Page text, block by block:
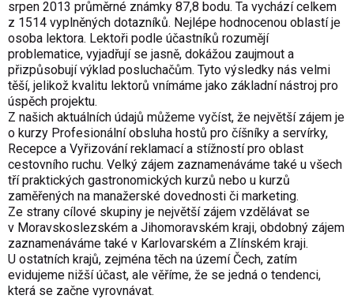
srpen 2013 průměrné známky 87,8 bodu. Ta vychází celkem
z 1514 vyplněných dotazníků. Nejlépe hodnocenou oblastí je
osoba lektora. Lektoři podle účastníků rozumějí
problematice, vyjadřují se jasně, dokážou zaujmout a
přizpůsobují výklad posluchačům. Tyto výsledky nás velmi
těší, jelikož kvalitu lektorů vnímáme jako základní nástroj pro
úspěch projektu.
Z našich aktuálních údajů můžeme vyčíst, že největší zájem je
o kurzy Profesionální obsluha hostů pro číšníky a servírky,
Recepce a Vyřizování reklamací a stížností pro oblast
cestovního ruchu. Velký zájem zaznamenáváme také u všech
tří praktických gastronomických kurzů nebo u kurzů
zaměřených na manažerské dovednosti či marketing.
Ze strany cílové skupiny je největší zájem vzdělávat se
v Moravskoslezském a Jihomoravském kraji, obdobný zájem
zaznamenáváme také v Karlovarském a Zlínském kraji.
U ostatních krajů, zejména těch na území Čech, zatím
evidujeme nižší účast, ale věříme, že se jedná o tendenci,
která se začne vyrovnávat.